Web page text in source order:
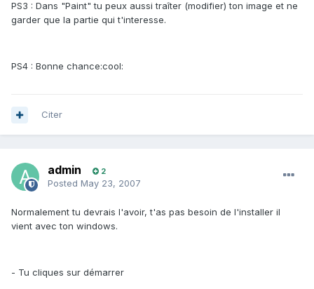
PS3 : Dans "Paint" tu peux aussi traîter (modifier) ton image et ne
garder que la partie qui t'interesse.
PS4 : Bonne chance:cool:
Citer
admin 2
Posted May 23, 2007
Normalement tu devrais l'avoir, t'as pas besoin de l'installer il
vient avec ton windows.
- Tu cliques sur démarrer